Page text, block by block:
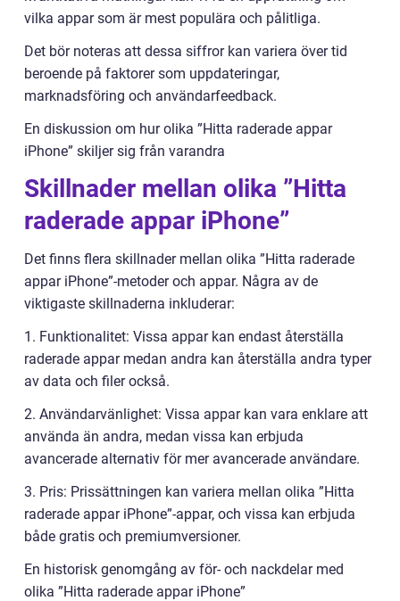
vilka appar som är mest populära och pålitliga.
Det bör noteras att dessa siffror kan variera över tid
beroende på faktorer som uppdateringar,
marknadsföring och användarfeedback.
En diskussion om hur olika ”Hitta raderade appar
iPhone” skiljer sig från varandra
Skillnader mellan olika ”Hitta
raderade appar iPhone”
Det finns flera skillnader mellan olika ”Hitta raderade
appar iPhone”-metoder och appar. Några av de
viktigaste skillnaderna inkluderar:
1. Funktionalitet: Vissa appar kan endast återställa
raderade appar medan andra kan återställa andra typer
av data och filer också.
2. Användarvänlighet: Vissa appar kan vara enklare att
använda än andra, medan vissa kan erbjuda
avancerade alternativ för mer avancerade användare.
3. Pris: Prissättningen kan variera mellan olika ”Hitta
raderade appar iPhone”-appar, och vissa kan erbjuda
både gratis och premiumversioner.
En historisk genomgång av för- och nackdelar med
olika ”Hitta raderade appar iPhone”